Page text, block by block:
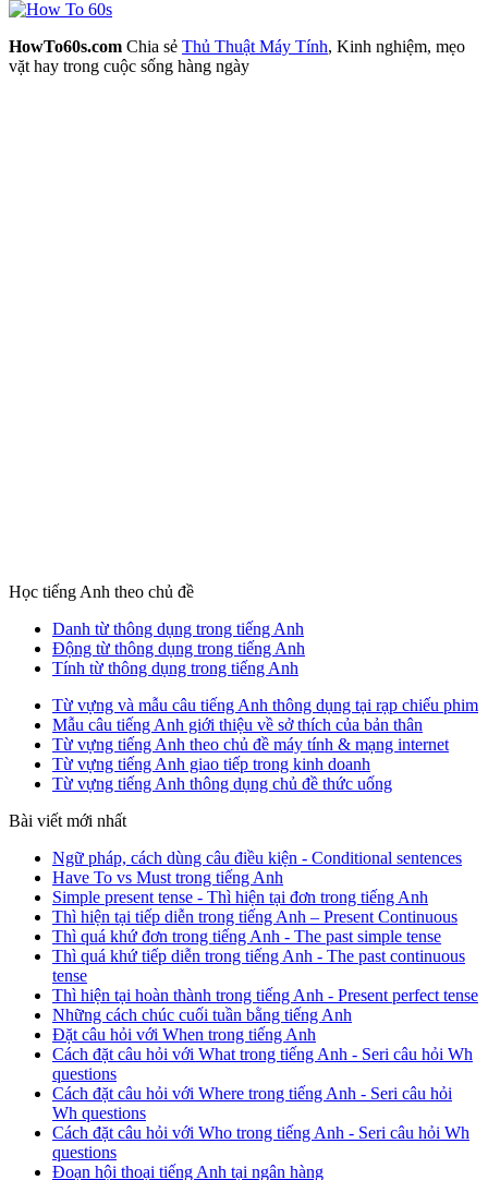
HowTo60s.com Chia sẻ Thủ Thuật Máy Tính, Kinh nghiệm, mẹo
vặt hay trong cuộc sống hàng ngày
Học tiếng Anh theo chủ đề
Danh từ thông dụng trong tiếng Anh
Động từ thông dụng trong tiếng Anh
Tính từ thông dụng trong tiếng Anh
Từ vựng và mẫu câu tiếng Anh thông dụng tại rạp chiếu phim
Mẫu câu tiếng Anh giới thiệu về sở thích của bản thân
Từ vựng tiếng Anh theo chủ đề máy tính & mạng internet
Từ vựng tiếng Anh giao tiếp trong kinh doanh
Từ vựng tiếng Anh thông dụng chủ đề thức uống
Bài viết mới nhất
Ngữ pháp, cách dùng câu điều kiện - Conditional sentences
Have To vs Must trong tiếng Anh
Simple present tense - Thì hiện tại đơn trong tiếng Anh
Thì hiện tại tiếp diễn trong tiếng Anh – Present Continuous
Thì quá khứ đơn trong tiếng Anh - The past simple tense
Thì quá khứ tiếp diễn trong tiếng Anh - The past continuous
tense
Thì hiện tại hoàn thành trong tiếng Anh - Present perfect tense
Những cách chúc cuối tuần bằng tiếng Anh
Đặt câu hỏi với When trong tiếng Anh
Cách đặt câu hỏi với What trong tiếng Anh - Seri câu hỏi Wh
questions
Cách đặt câu hỏi với Where trong tiếng Anh - Seri câu hỏi
Wh questions
Cách đặt câu hỏi với Who trong tiếng Anh - Seri câu hỏi Wh
questions
Đoạn hội thoại tiếng Anh tại ngân hàng